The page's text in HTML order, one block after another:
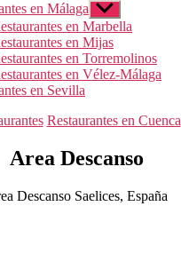
en Málaga Mostrar
el
submenú
en Marbella
en Mijas
en Torremolinos
en Vélez-Málaga
en Sevilla
Categorías
Restaurantes en Cuenca
Area Descanso
Descanso Saelices, España